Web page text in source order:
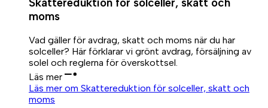
Skattereduktion för solceller, skatt och
moms
Vad gäller för avdrag, skatt och moms när du har
solceller? Här förklarar vi grönt avdrag, försäljning av
solel och reglerna för överskottsel.
Läs mer
Läs mer om Skattereduktion för solceller, skatt och
moms